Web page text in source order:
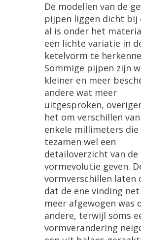
De modellen van de
pijpen liggen dicht bij
al is onder het
een lichte variatie in
ketelvorm te
Sommige pijpen zijn
kleiner en meer
andere wat meer
uitgesproken,
het om verschillen van
enkele millimeters die
tezamen wel een
detailoverzicht van de
vormevolutie geven.
vormverschillen laten
dat de ene vinding net
meer afgewogen was
andere, terwijl soms
vormverandering